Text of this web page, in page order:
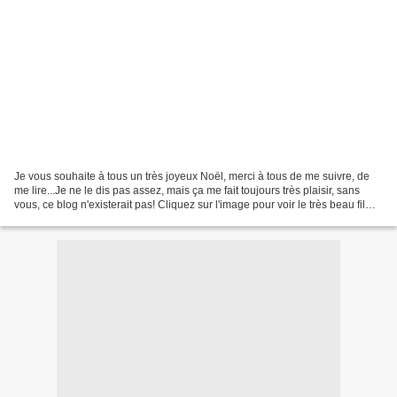
Je vous souhaite à tous un très joyeux Noël, merci à tous de me suivre, de
me lire...Je ne le dis pas assez, mais ça me fait toujours très plaisir, sans
vous, ce blog n'existerait pas! Cliquez sur l'image pour voir le très beau film